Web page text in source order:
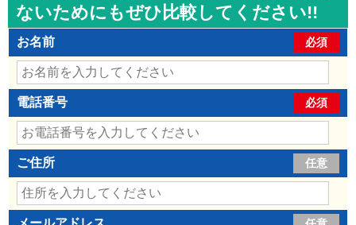
ないためにもぜひ比較してください!!
お名前 必須
電話番号 必須
ご住所 任意